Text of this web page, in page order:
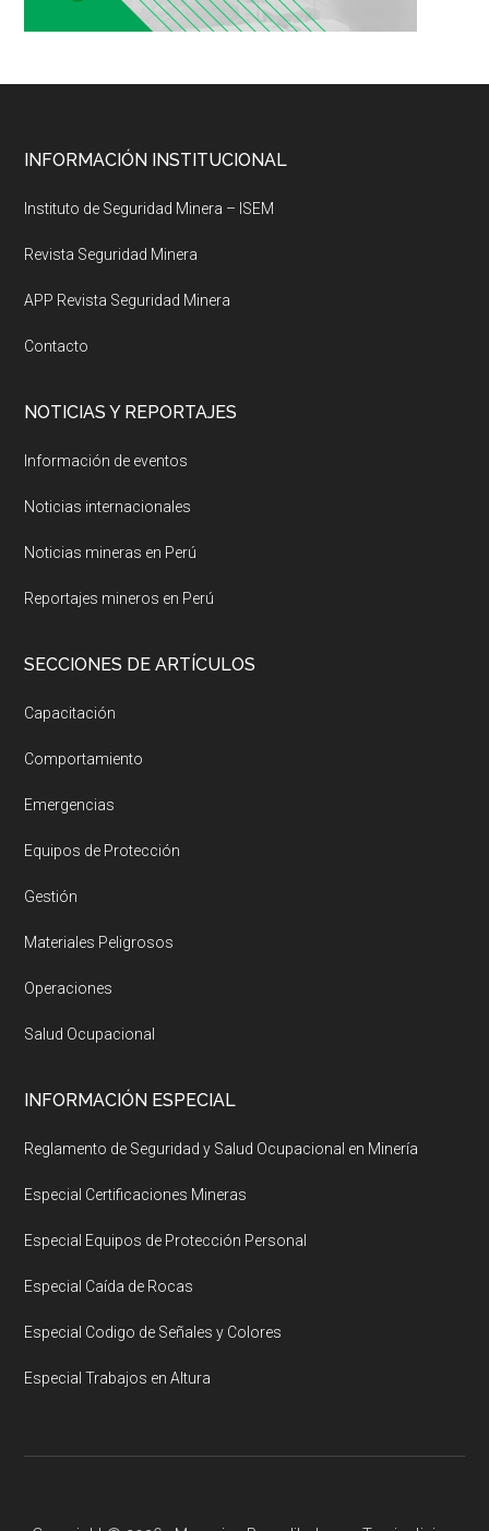
Footer
INFORMACIÓN INSTITUCIONAL
Instituto de Seguridad Minera – ISEM
Revista Seguridad Minera
APP Revista Seguridad Minera
Contacto
NOTICIAS Y REPORTAJES
Información de eventos
Noticias internacionales
Noticias mineras en Perú
Reportajes mineros en Perú
SECCIONES DE ARTÍCULOS
Capacitación
Comportamiento
Emergencias
Equipos de Protección
Gestión
Materiales Peligrosos
Operaciones
Salud Ocupacional
INFORMACIÓN ESPECIAL
Reglamento de Seguridad y Salud Ocupacional en Minería
Especial Certificaciones Mineras
Especial Equipos de Protección Personal
Especial Caída de Rocas
Especial Codigo de Señales y Colores
Especial Trabajos en Altura